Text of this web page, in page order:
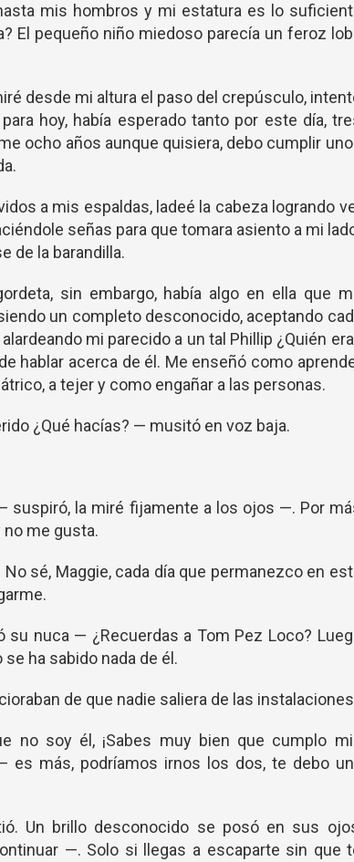
mis hombros y mi estatura es lo
El pequeño niño miedoso parecía un feroz
desde mi altura el paso del crepúsculo,
hoy, había esperado tanto por este día,
ocho años aunque quisiera, debo cumplir
a mis espaldas, ladeé la cabeza logrando
señas para que tomara asiento a mi
de la barandilla.
sin embargo, había algo en ella que
un completo desconocido, aceptando
mi parecido a un tal Phillip ¿Quién
hablar acerca de él. Me enseñó como
a tejer y como engañar a las personas.
¿Qué hacías? — musitó en voz baja.
suspiró, la miré fijamente a los ojos —. Por
me gusta.
sé, Maggie, cada día que permanezco en
nuca — ¿Recuerdas a Tom Pez Loco?
ha sabido nada de él.
de que nadie saliera de las
no soy él, ¡Sabes muy bien que cumplo
es más, podríamos irnos los dos, te debo
Un brillo desconocido se posó en sus
—. Solo si llegas a escaparte sin que